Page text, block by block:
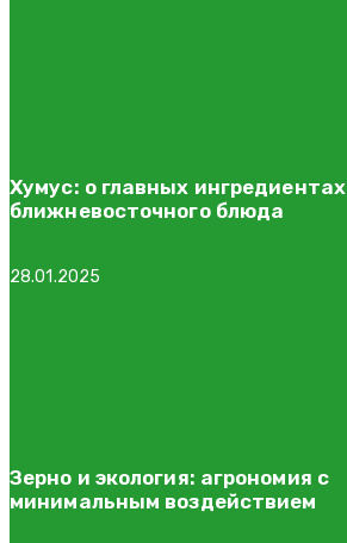
Хумус: о главных ингредиентах
ближневосточного блюда
28.01.2025
Зерно и экология: агрономия с
минимальным воздействием